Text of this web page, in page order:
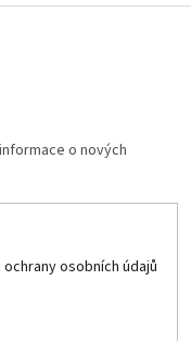
o nových
osobních údajů